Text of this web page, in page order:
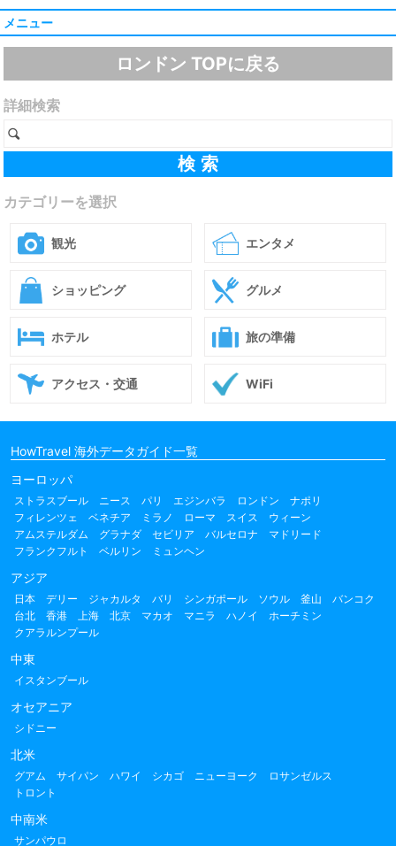
メニュー
ロンドン TOPに戻る
詳細検索
カテゴリーを選択
観光 エンタメ
ショッピング グルメ
ホテル 旅の準備
アクセス・交通 WiFi
HowTravel 海外データガイド一覧
ヨーロッパ
ストラスブール ニース パリ エジンバラ ロンドン
ナポリ
フィレンツェ
ベネチア ミラノ ローマ スイス
ウィーン
アムステルダム
グラナダ セビリア バルセロナ
マドリード
フランクフルト
ベルリン ミュンヘン
アジア
日本 デリー ジャカルタ バリ シンガポール ソウル 釜山
バンコク
台北
香港 上海 北京 マカオ マニラ ハノイ
ホーチミン
クアラルンプール
中東
イスタンブール
オセアニア
シドニー
北米
グアム サイパン ハワイ シカゴ ニューヨーク
ロサンゼルス
トロント
中南米
サンパウロ